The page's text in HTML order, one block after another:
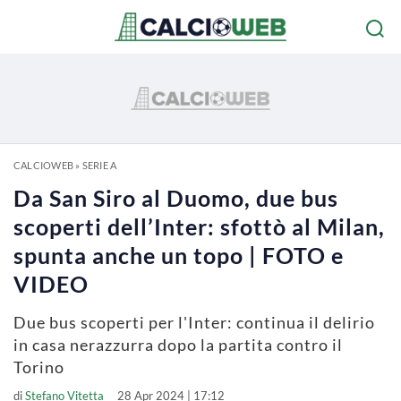
CALCIOWEB» SERIE A
Da San Siro al Duomo, due bus
scoperti dell’Inter: sfottò al Milan,
spunta anche un topo | FOTO e
VIDEO
Due bus scoperti per l'Inter: continua il delirio
in casa nerazzurra dopo la partita contro il
Torino
diStefano Vitetta 28 Apr 2024 | 17:12